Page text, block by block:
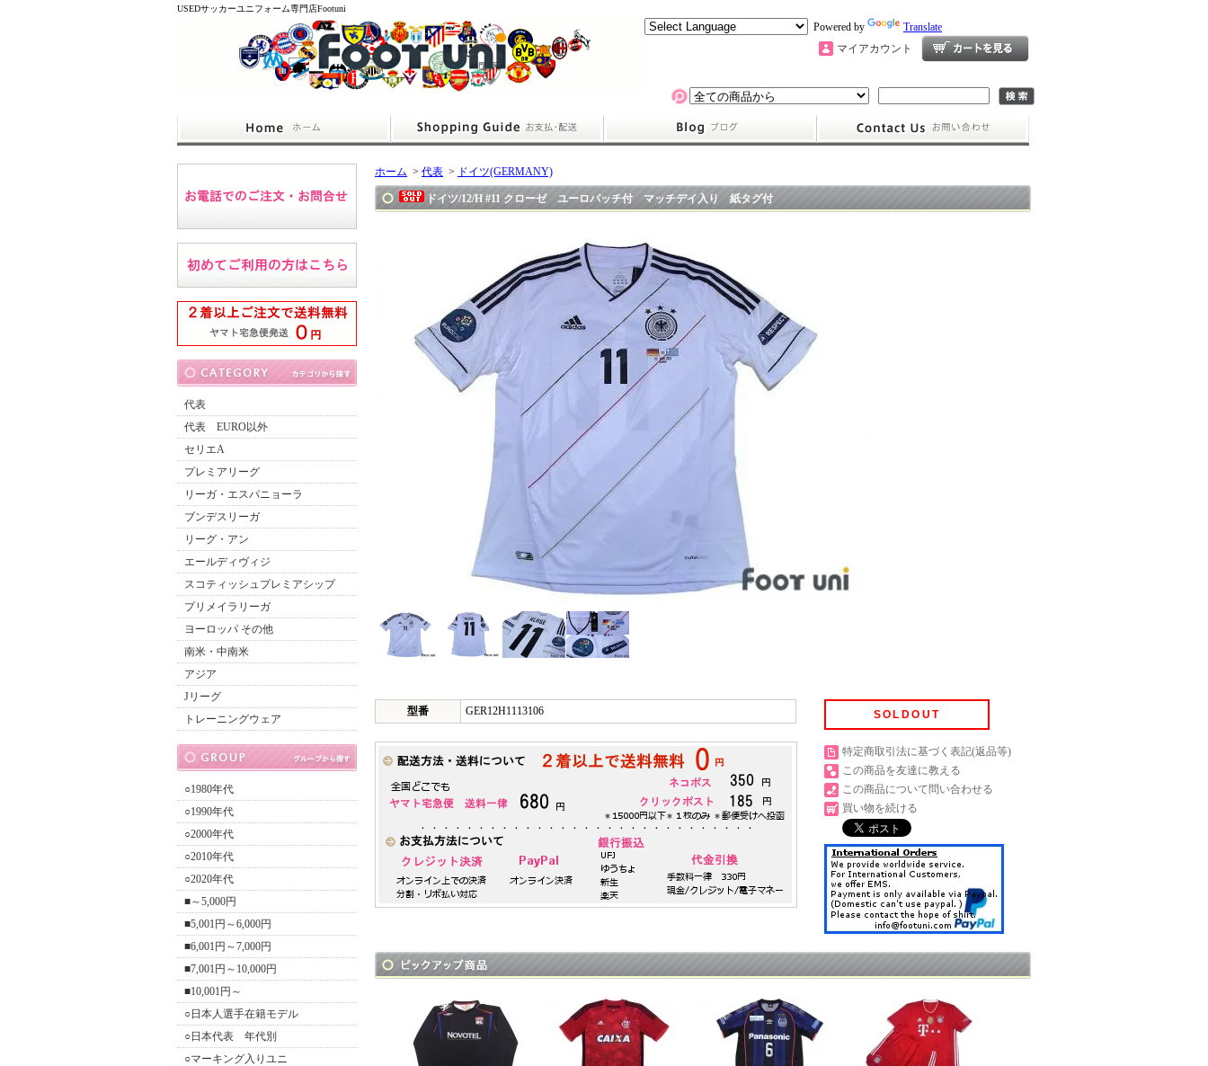
USEDサッカーユニフォーム専門店Footuni
Powered by
Translate
マイアカウント
代表
代表 EURO以外
セリエA
プレミアリーグ
リーガ・エスパニョーラ
ブンデスリーガ
リーグ・アン
エールディヴィジ
スコティッシュプレミアシップ
プリメイラリーガ
ヨーロッパ その他
南米・中南米
アジア
Jリーグ
トレーニングウェア
○1980年代
○1990年代
○2000年代
○2010年代
○2020年代
■～5,000円
■5,001円～6,000円
■6,001円～7,000円
■7,001円～10,000円
■10,001円～
○日本人選手在籍モデル
○日本代表 年代別
○マーキング入りユニ
ホーム > 代表 > ドイツ(GERMANY)
ドイツ/12/H #11 クローゼ ユーロパッチ付 マッチデイ入り 紙タグ付
型番 GER12H1113106 SOLDOUT
特定商取引法に基づく表記(返品等)
この商品を友達に教える
この商品について問い合わせる
買い物を続ける